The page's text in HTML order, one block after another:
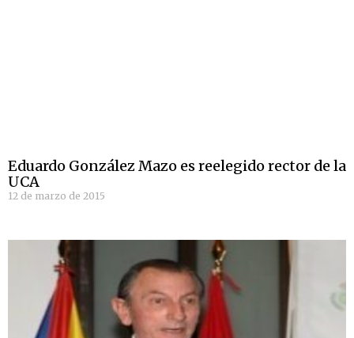
Eduardo González Mazo es reelegido rector de la
UCA
12 de marzo de 2015